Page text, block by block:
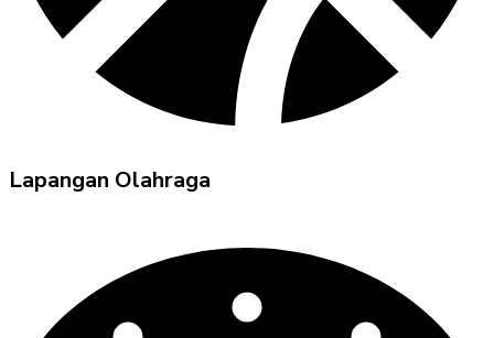
Lapangan Olahraga